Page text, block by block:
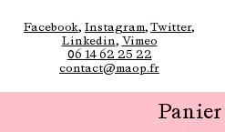
Panier
Facebook, Instagram, Twitter,
Linkedin, Vimeo
06 14 62 25 22
contact@maop.fr